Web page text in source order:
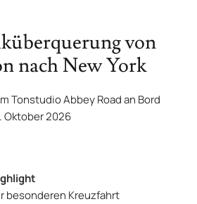
von
nach New York
Tonstudio Abbey Road an Bord
Oktober 2026
besonderen Kreuzfahrt